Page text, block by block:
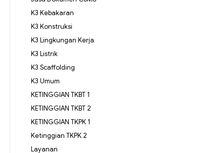
K3 Kebakaran
K3 Konstruksi
K3 Lingkungan Kerja
K3 Listrik
K3 Scaffolding
K3 Umum
KETINGGIAN TKBT 1
KETINGGIAN TKBT 2
KETINGGIAN TKPK 1
Ketinggian TKPK 2
Layanan